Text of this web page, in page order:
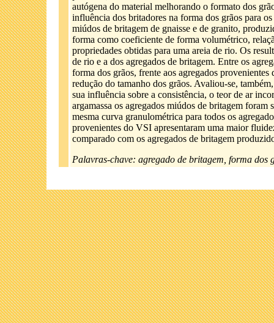
autógena do material melhorando o formato dos
influência dos britadores na forma dos grãos para
miúdos de britagem de gnaisse e de granito,
forma como coeficiente de forma volumétrico,
propriedades obtidas para uma areia de rio. Os
de rio e a dos agregados de britagem. Entre os
forma dos grãos, frente aos agregados
redução do tamanho dos grãos. Avaliou-se,
sua influência sobre a consistência, o teor de ar
argamassa os agregados miúdos de britagem
mesma curva granulométrica para todos os
provenientes do VSI apresentaram uma maior
comparado com os agregados de britagem
Palavras-chave: agregado de britagem, forma dos